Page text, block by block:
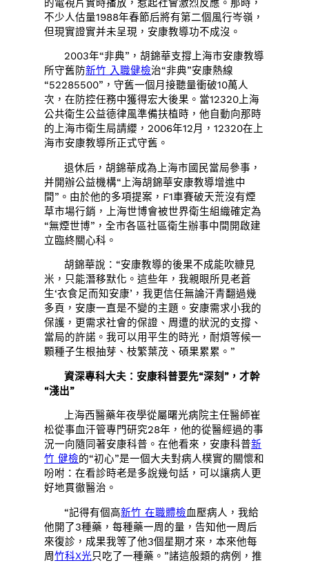
不少人估量1988年春節后將有第二個風行岑嶺，
但現實證實并未呈現，安康教導功不成沒。
2003年“非典”，胡錦華支撐上海市安康教導
所守舊防新竹 入職健檢治“非典”安康熱線
“52285500”，守舊一個月接聽量衝破10萬人
次，在防控任務中獲得宏大後果。當12320上海
公共衛生公益德律風準備扶植時，他自動向那時
的上海市衛生局請纓，2006年12月，12320在上
海市安康教導所正式守舊。
退休后，胡錦華成為上海市國民當局參事，
并開辦公益機構“上海胡錦華安康教導增進中
間”。由於他的多項提案，F1車賽破天荒沒有煙
草市場行銷，上海世博會被世界衛生組織確定為
“無煙世博”，全市各區社區衛生辦事中間開啟建
立臨終關心科。
胡錦華說：“安康教導的後果不成能吹糠見
米，只能潛移默化。這些年，我親眼所見老蒼
生‘衣食足而知安康’，我更信任無論汗青翻過幾
多頁，安康一直是不變的主題。安康需求小我的
保護，更需求社會的保證、周遭的狀況的支撐、
當局的許諾。我可以用平生的時光，耐煩等候一
顆種子生根抽芽、枝繁葉茂、碩果累累。”
資深專科大夫：安康科普要先“深刻”，才幹
“淺出”
上海西醫藥年夜學從屬曙光病院主任醫師崔
松從事血汗管專門研究28年，他的從醫經過的事
況一向隨同著安康科普。在他看來，安康科普新
竹 健檢的“初心”是一個大夫對病人樸實的關懷和
吩咐：在看診時老是多說幾句話，可以讓病人更
好地貫徹醫治。
“記得有個高新竹 在職體檢血壓病人，我給
他開了3種藥，每種藥一周的量，告知他一周后
來復診，成果我等了他3個星期才來，本來他每
周竹科X光只吃了一種藥。”諸這般類的病例，推